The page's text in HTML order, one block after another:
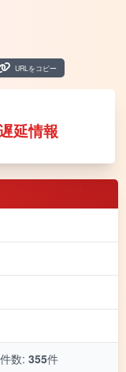
URLをコピー
延情報
数: 355件